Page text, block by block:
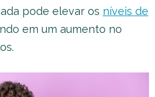
pode elevar os níveis de
em um aumento no